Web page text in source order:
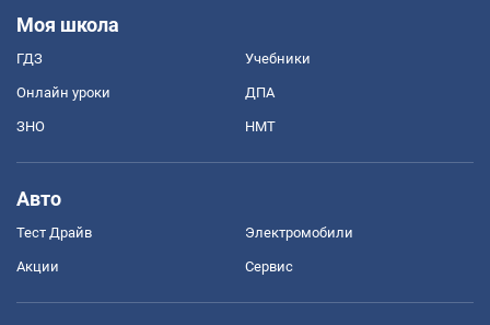
Моя школа
ГДЗ Учебники
Онлайн уроки ДПА
ЗНО НМТ
Авто
Тест Драйв Электромобили
Акции Сервис